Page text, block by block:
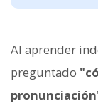
Al aprender
preguntado